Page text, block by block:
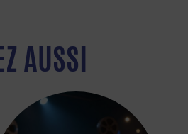
AUSSI